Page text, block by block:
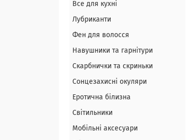
Все для кухні
Лубриканти
Фен для волосся
Навушники та гарнітури
Скарбнички та скриньки
Сонцезахисні окуляри
Еротична білизна
Світильники
Мобільні аксесуари